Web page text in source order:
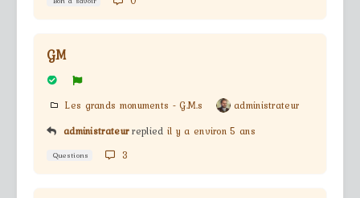
GM
Les grands monuments - G.M.s
administrateur
administrateur replied il y a environ 5 ans
Questions 3